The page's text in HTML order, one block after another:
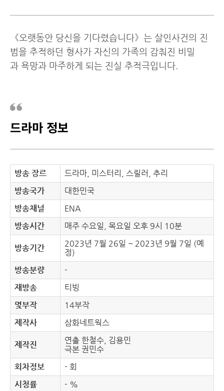
《오랫동안 당신을 기다렸습니다》는 살인사건의 진
범을 추적하던 형사가 자신의 가족의 감춰진 비밀
과 욕망과 마주하게 되는 진실 추적극입니다.
드라마 정보
방송 장르
드라마, 미스터리, 스릴러, 추리
방송국가
대한민국
방송채널
ENA
방송시간
매주 수요일, 목요일 오후 9시 10분
방송기간
2023년 7월 26일 ~ 2023년 9월 7일 (예
정)
방송분량
-
재방송
티빙
몇부작
14부작
제작사
삼화네트웍스
제작진
연출 한철수, 김용민
극본 권민수
회차정보
- 회
시청률
- %